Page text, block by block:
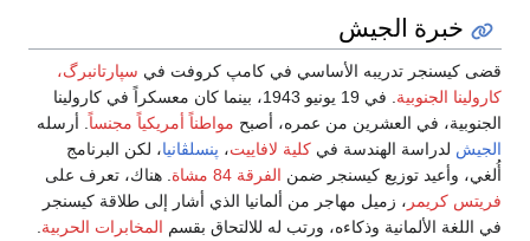
خبرة الجيش
قضى كيسنجر تدريبه الأساسي في كامپ كروفت في سپارتانبرگ،
كارولينا الجنوبية
. في 19 يونيو 1943، بينما كان معسكراً في كارولينا
الجنوبية، في العشرين من عمره، أصبح مواطناً أمريكياً مجنساً . أرسله
الجيش لدراسة الهندسة في كلية لافاييت، پنسلڤانيا، لكن البرنامج
أُلغي، وأعيد توزيع كيسنجر ضمن الفرقة 84 مشاة
. هناك، تعرف على
فريتس كريمر ، زميل مهاجر من ألمانيا الذي أشار إلى طلاقة كيسنجر
في اللغة الألمانية وذكاءه، ورتب له للالتحاق بقسم المخابرات الحربية